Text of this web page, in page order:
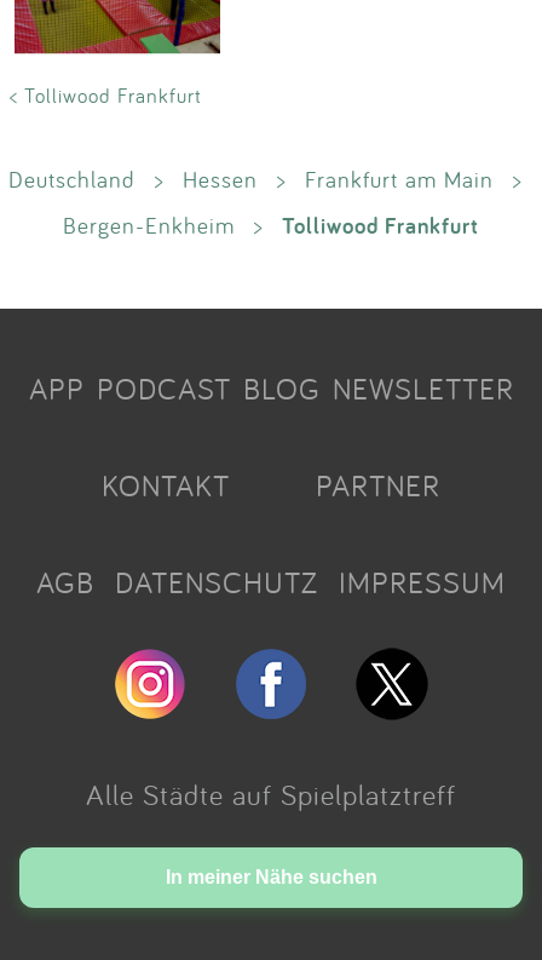
< Tolliwood Frankfurt
Deutschland > Hessen > Frankfurt am Main
>
Bergen-Enkheim
> Tolliwood Frankfurt
In meiner Nähe suchen
APP PODCAST BLOG NEWSLETTER
KONTAKT PARTNER
AGB DATENSCHUTZ IMPRESSUM
Alle Städte auf Spielplatztreff
Made with love in Cologne.